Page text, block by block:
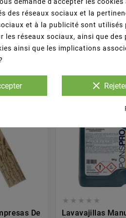
Ont Acheté Ce
De
    
Lavavajillas
des réseaux sociaux et la
et à la publicité sont
les réseaux sociaux, ainsi que
ainsi que les implications
clear